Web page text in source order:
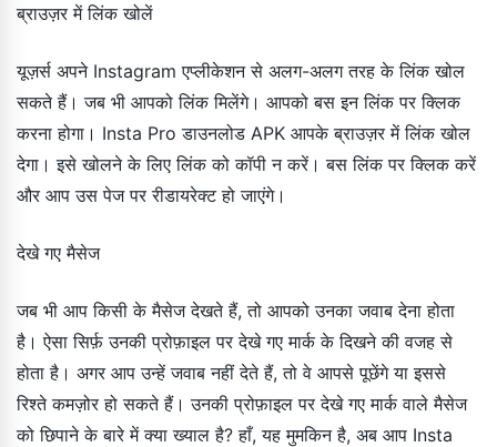
ब्राउज़र में लिंक खोलें
यूज़र्स अपने Instagram एप्लीकेशन से अलग-अलग तरह के लिंक खोल
सकते हैं। जब भी आपको लिंक मिलेंगे। आपको बस इन लिंक पर क्लिक
करना होगा। Insta Pro डाउनलोड APK आपके ब्राउज़र में लिंक खोल
देगा। इसे खोलने के लिए लिंक को कॉपी न करें। बस लिंक पर क्लिक करें
और आप उस पेज पर रीडायरेक्ट हो जाएंगे।
देखे गए मैसेज
जब भी आप किसी के मैसेज देखते हैं, तो आपको उनका जवाब देना होता
है। ऐसा सिर्फ़ उनकी प्रोफ़ाइल पर देखे गए मार्क के दिखने की वजह से
होता है। अगर आप उन्हें जवाब नहीं देते हैं, तो वे आपसे पूछेंगे या इससे
रिश्ते कमज़ोर हो सकते हैं। उनकी प्रोफ़ाइल पर देखे गए मार्क वाले मैसेज
को छिपाने के बारे में क्या ख्याल है? हाँ, यह मुमकिन है, अब आप Insta